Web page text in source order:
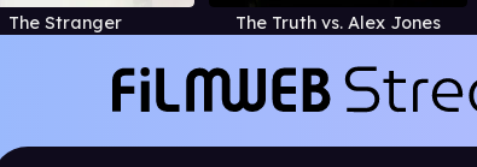
The Stranger The Truth vs. Alex Jones